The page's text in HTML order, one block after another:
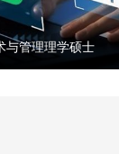
与管理理学硕士